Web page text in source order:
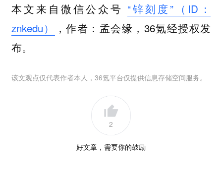
本文来自微信公众号 “锌刻度”（ID：
znkedu）
，作者：孟会缘，36氪经授权发
布。
该文观点仅代表作者本人，36氪平台仅提供信息存储空间服务。
2
好文章，需要你的鼓励